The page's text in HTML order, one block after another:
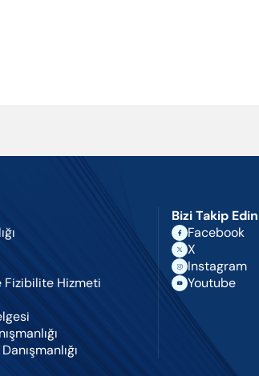
Fizibilite Hizmeti
Bizi Takip Edin
Facebook
X
Instagram
Youtube